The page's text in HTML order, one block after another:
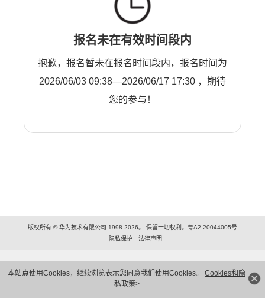
本站点使用Cookies，继续浏览表示您同意我们使用Cookies。 Cookies和隐
私政策>
报名未在有效时间段内
抱歉，报名暂未在报名时间段内，报名时间为
2026/06/03 09:38—2026/06/17 17:30 ，期待
您的参与！
版权所有 © 华为技术有限公司 1998-2026。 保留一切权利。粤A2-20044005号
隐私保护
法律声明